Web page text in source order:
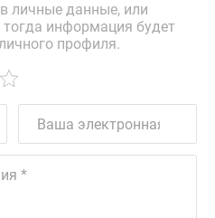
личные данные, или
тогда информация будет
профиля.